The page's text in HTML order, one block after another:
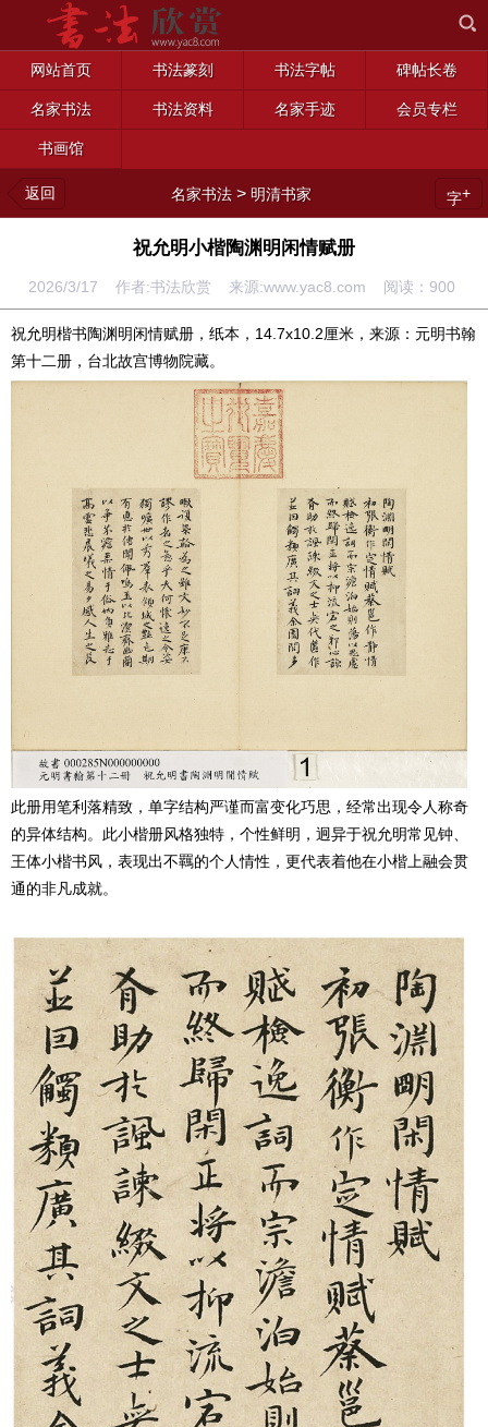
网站首页 书法篆刻 书法字帖 碑帖长卷
名家书法 书法资料 名家手迹 会员专栏
书画馆
返回 名家书法 > 明清书家 字+
祝允明小楷陶渊明闲情赋册
2026/3/17 作者:书法欣赏 来源:www.yac8.com 阅读： 900
祝允明楷书陶渊明闲情赋册，纸本，14.7x10.2厘米，来源：元明书翰
第十二册，台北故宫博物院藏。
此册用笔利落精致，单字结构严谨而富变化巧思，经常出现令人称奇
的异体结构。此小楷册风格独特，个性鲜明，迥异于祝允明常见钟、
王体小楷书风，表现出不羈的个人情性，更代表着他在小楷上融会贯
通的非凡成就。